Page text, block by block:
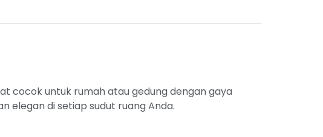
cocok untuk rumah atau gedung dengan gaya
elegan di setiap sudut ruang Anda.